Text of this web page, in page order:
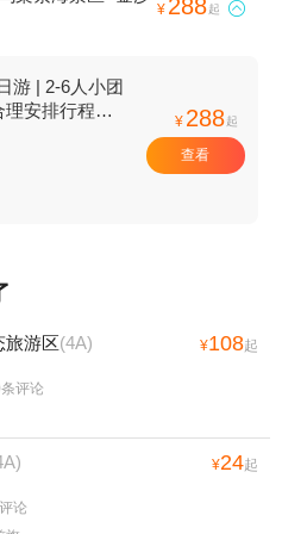
¥ 288起 
游 | 2-6人小团
理安排行程，
轻松自由】
¥ 288起
查看
旅游区(4A) ¥108起
评论
¥24起
论